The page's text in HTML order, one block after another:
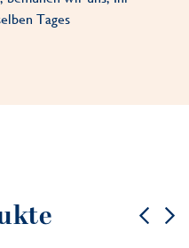
Tages